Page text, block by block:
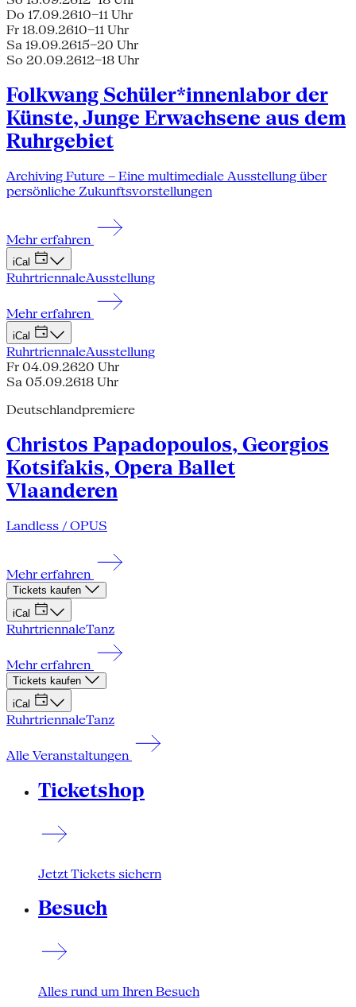
Do 17.09.2610–11 Uhr
Fr 18.09.2610–11 Uhr
Sa 19.09.2615–20 Uhr
So 20.09.2612–18 Uhr
Folkwang Schüler*innenlabor der
Künste, Junge Erwachsene aus dem
Ruhrgebiet
Archiving Future – Eine multimediale Ausstellung über
persönliche Zukunftsvorstellungen
Mehr erfahren
iCal
RuhrtriennaleAusstellung
Mehr erfahren
iCal
RuhrtriennaleAusstellung
Fr 04.09.2620 Uhr
Sa 05.09.2618 Uhr
Deutschlandpremiere
Christos Papadopoulos, Georgios
Kotsifakis, Opera Ballet
Vlaanderen
Landless / OPUS
Mehr erfahren
Tickets kaufen
iCal
RuhrtriennaleTanz
Mehr erfahren
Tickets kaufen
iCal
RuhrtriennaleTanz
Alle Veranstaltungen
Ticketshop
Jetzt Tickets sichern
Besuch
Alles rund um Ihren Besuch